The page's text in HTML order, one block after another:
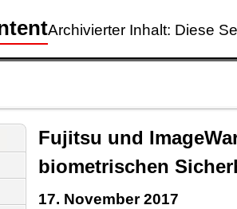
Archivierter Inhalt: Diese
Fujitsu und
biometrischen
17. November 2017